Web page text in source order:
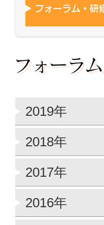
2019年
2018年
2017年
2016年